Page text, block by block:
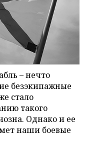
– нечто
безэкипажные
стало
такого
Однако и ее
наши боевые